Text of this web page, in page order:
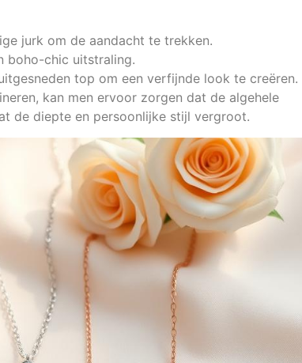
jurk om de aandacht te trekken.
boho-chic uitstraling.
top om een verfijnde look te creëren.
kan men ervoor zorgen dat de algehele
de diepte en persoonlijke stijl vergroot.